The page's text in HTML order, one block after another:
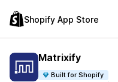
Shopify App Store
Matrixify
Built for Shopify